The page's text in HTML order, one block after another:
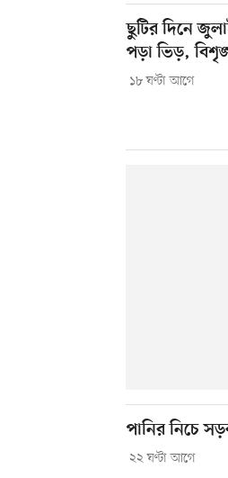
ছুটির দিনে
পড়া ভিড়,
১৮ ঘণ্টা আগে
পানির নিচে
২২ ঘণ্টা আগে